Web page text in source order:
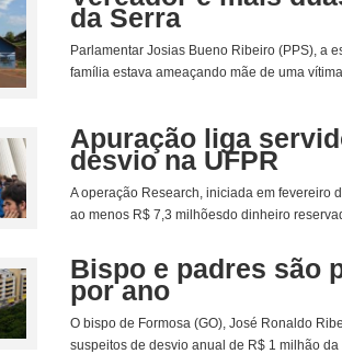
da Serra
Parlamentar Josias Bueno Ribeiro (PPS), a
família estava ameaçando mãe de uma
Apuração liga
desvio na UFPR
A operação Research, iniciada em fevereiro
ao menos R$ 7,3 milhõesdo dinheiro
Bispo e padres são
por ano
O bispo de Formosa (GO), José Ronaldo
suspeitos de desvio anual de R$ 1 milhão